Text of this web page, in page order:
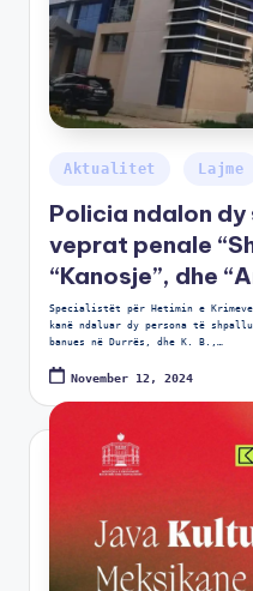
Aktualitet Lajme
Policia ndalon
veprat penale
“Kanosje”, dhe
Specialistët për Hetimin e
kanë ndaluar dy persona të
banues në Durrës, dhe K. B.,…
November 12, 2024